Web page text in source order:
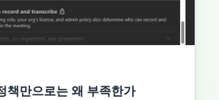
책만으로는 왜 부족한가